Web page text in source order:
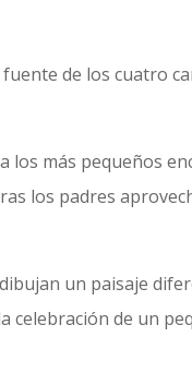
de los cuatro
los más pequeños
los padres
un paisaje
celebración de un